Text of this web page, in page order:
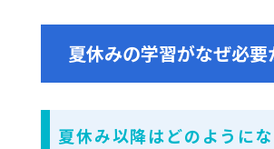
夏休みの学習がなぜ必要
夏休み以降はどのように